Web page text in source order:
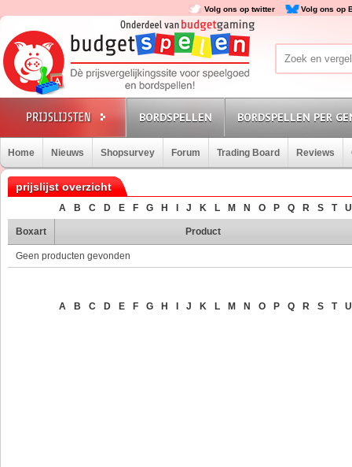
Volg ons op twitter Volg ons op
BORDSPELLEN BORDSPELLEN PER
Home Nieuws Shopsurvey Forum Trading Board Reviews
prijslijst overzicht
A B C D E F G H J K L M N O P Q R S T U
Boxart Product
Geen producten gevonden
A B C D E F G H J K L M N O P Q R S T U